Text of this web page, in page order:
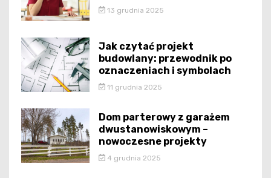
13 grudnia 2025
Jak czytać projekt
budowlany: przewodnik po
oznaczeniach i symbolach
11 grudnia 2025
Dom parterowy z garażem
dwustanowiskowym –
nowoczesne projekty
4 grudnia 2025